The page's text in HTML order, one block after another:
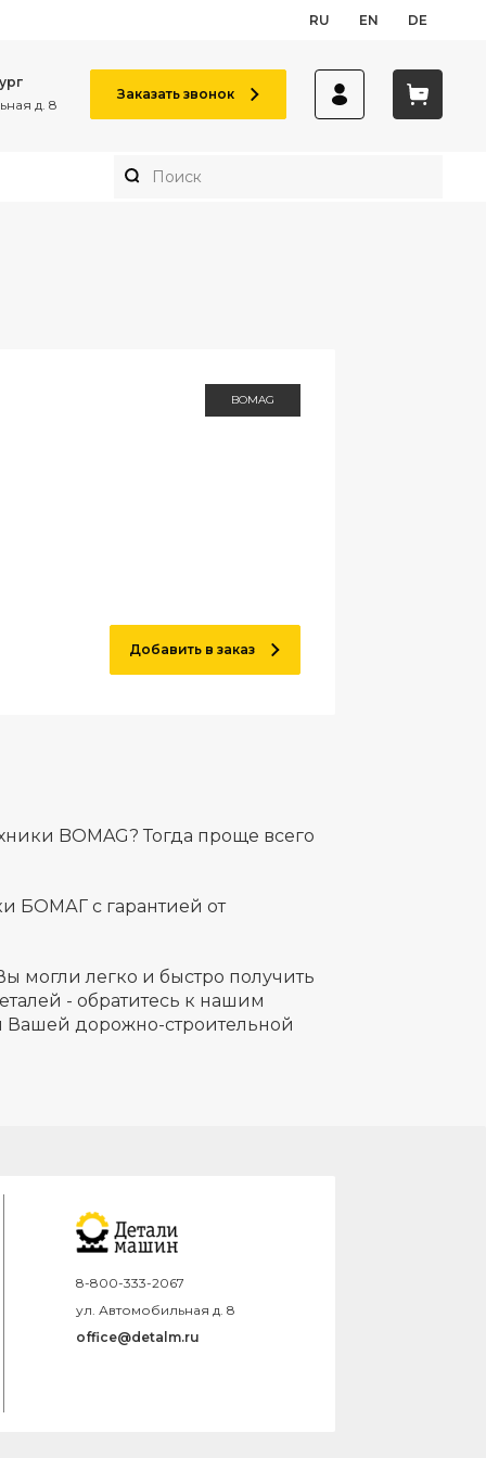
RU EN DE
д. 8
Заказать звонок
BOMAG
Добавить в заказ
BOMAG? Тогда проще всего
БОМАГ с гарантией от
могли легко и быстро получить
- обратитесь к нашим
Вашей дорожно-строительной
8-800-333-2067
ул. Автомобильная д. 8
office@detalm.ru